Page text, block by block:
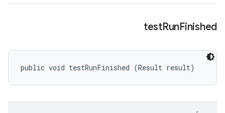
testRunFinished
public void testRunFinished (Result result)